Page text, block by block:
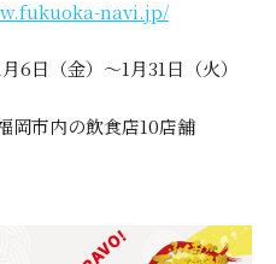
navi.jp/
日（金）～1月31日（火）
の飲食店10店舗